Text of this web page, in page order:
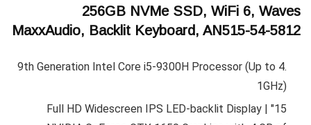
256GB NVMe SSD, WiFi 6, Waves
MaxxAudio, Backlit Keyboard, AN515-54-5812
9th Generation Intel Core i5-9300H Processor (Up to 4.
1GHz)
15" Full HD Widescreen IPS LED-backlit Display |